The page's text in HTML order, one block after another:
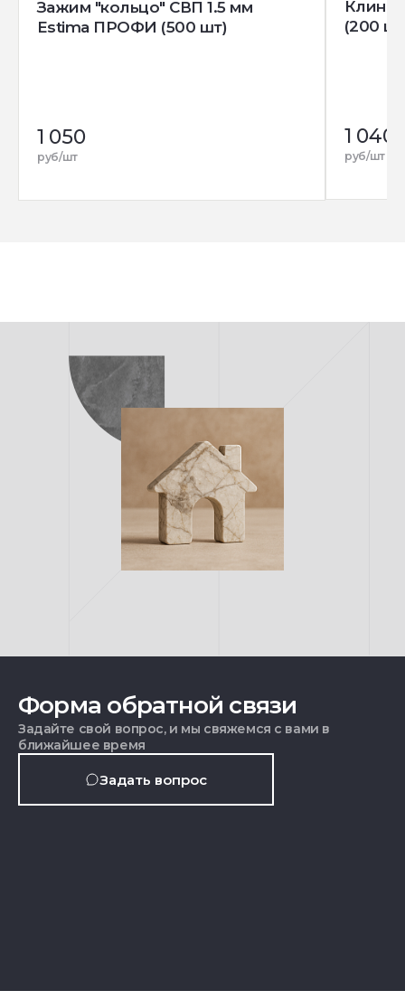
Зажим "кольцо" СВП 1.5 мм
Estima ПРОФИ (500 шт)
1 050
руб/шт
Клин
(200
1 040
руб/шт
Форма обратной связи
Задайте свой вопрос, и мы свяжемся с вами в
ближайшее время
Задать вопрос